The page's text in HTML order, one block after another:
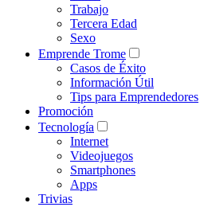
Trabajo
Tercera Edad
Sexo
Emprende Trome
Casos de Éxito
Información Útil
Tips para Emprendedores
Promoción
Tecnología
Internet
Videojuegos
Smartphones
Apps
Trivias